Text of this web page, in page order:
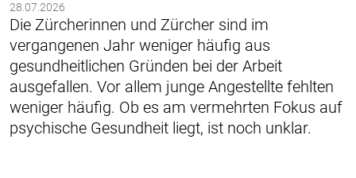
28.07.2026
Die Zürcherinnen und Zürcher sind im
vergangenen Jahr weniger häufig aus
gesundheitlichen Gründen bei der Arbeit
ausgefallen. Vor allem junge Angestellte fehlten
weniger häufig. Ob es am vermehrten Fokus auf
psychische Gesundheit liegt, ist noch unklar.